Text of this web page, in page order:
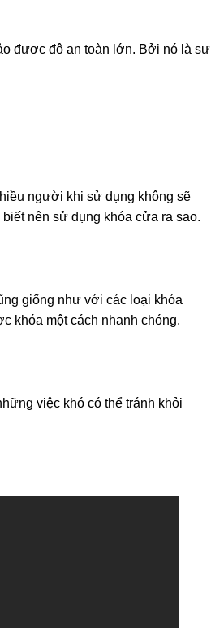
được độ an toàn lớn. Bởi nó là sự
người khi sử dụng không sẽ
nên sử dụng khóa cửa ra sao.
giống như với các loại khóa
khóa một cách nhanh chóng.
việc khó có thể tránh khỏi